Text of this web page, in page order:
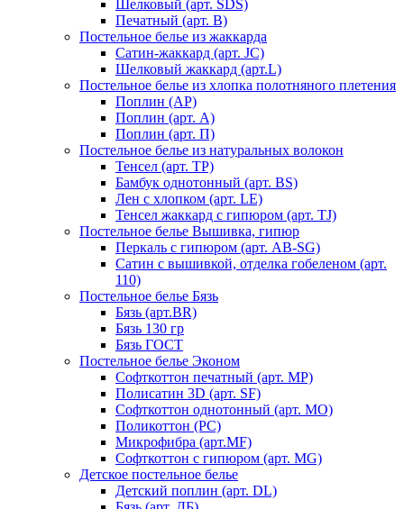
Шелковый (арт. SDS)
Печатный (арт. В)
Постельное белье из жаккарда
Сатин-жаккард (арт. JC)
Шелковый жаккард (арт.L)
Постельное белье из хлопка полотняного плетения
Поплин (AP)
Поплин (арт. А)
Поплин (арт. П)
Постельное белье из натуральных волокон
Тенсел (арт. ТР)
Бамбук однотонный (арт. BS)
Лен с хлопком (арт. LE)
Тенсел жаккард с гипюром (арт. TJ)
Постельное белье Вышивка, гипюр
Перкаль с гипюром (арт. AB-SG)
Сатин с вышивкой, отделка гобеленом (арт.
110)
Постельное белье Бязь
Бязь (арт.BR)
Бязь 130 гр
Бязь ГОСТ
Постельное белье Эконом
Софткоттон печатный (арт. MР)
Полисатин 3D (арт. SF)
Софткоттон однотонный (арт. MO)
Поликоттон (PC)
Микрофибра (арт.MF)
Софткоттон с гипюром (арт. MG)
Детское постельное белье
Детский поплин (арт. DL)